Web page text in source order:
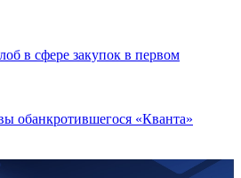
в сфере закупок в первом
обанкротившегося «Кванта»